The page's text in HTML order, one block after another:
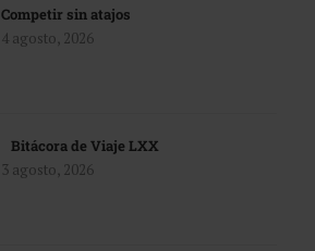
Competir sin atajos
4 agosto, 2026
Bitácora de Viaje LXX
3 agosto, 2026